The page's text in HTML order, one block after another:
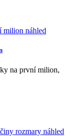
náhled
na první milion,
náhled